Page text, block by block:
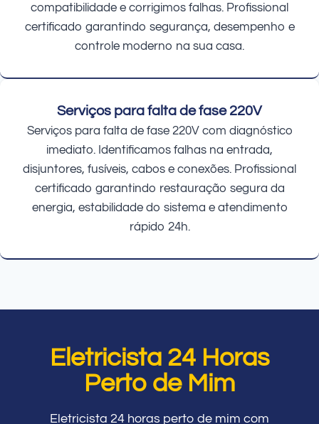
compatibilidade e corrigimos falhas. Profissional
certificado garantindo segurança, desempenho e
controle moderno na sua casa.
Serviços para falta de fase 220V
Serviços para falta de fase 220V com diagnóstico
imediato. Identificamos falhas na entrada,
disjuntores, fusíveis, cabos e conexões. Profissional
certificado garantindo restauração segura da
energia, estabilidade do sistema e atendimento
rápido 24h.
Eletricista 24 Horas
Perto de Mim
Eletricista 24 horas perto de mim com